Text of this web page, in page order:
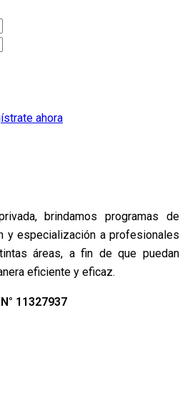
ahora
brindamos programas de
y especialización a profesionales
áreas, a fin de que puedan
eficiente y eficaz.
11327937